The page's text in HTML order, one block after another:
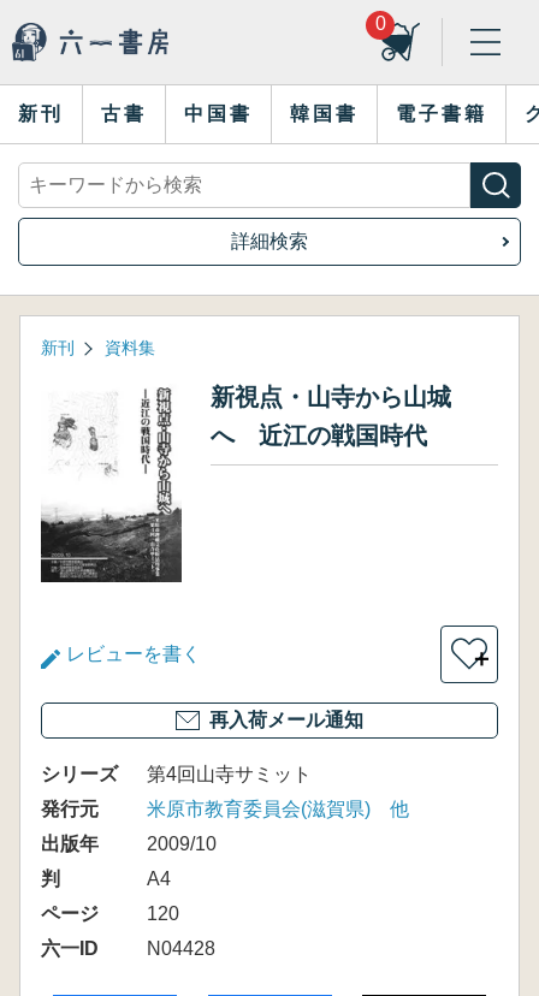
0
新刊 古書 中国書 韓国書 電子書籍
詳細検索
新刊 資料集
新視点・山寺から山城
へ 近江の戦国時代
レビューを書く ＋
再入荷メール通知
シリーズ
第4回山寺サミット
発行元
米原市教育委員会(滋賀県) 他
出版年
2009/10
判
A4
ページ
120
六一ID
N04428